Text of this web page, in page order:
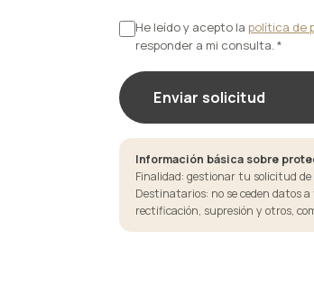
He leído y acepto la política de
responder a mi consulta. *
Enviar solicitud
Información básica sobre
Finalidad: gestionar tu solicitud
Destinatarios: no se ceden datos a
rectificación, supresión y otros,